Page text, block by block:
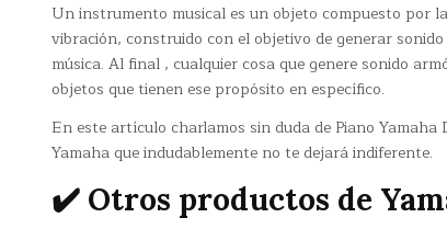
Un instrumento musical es un objeto compuesto por
vibración, construido con el objetivo de generar
música. Al final , cualquier cosa que genere sonido
objetos que tienen ese propósito en específico.
En este artículo charlamos sin duda de Piano
Yamaha que indudablemente no te dejará indiferente.
✔️ Otros productos de